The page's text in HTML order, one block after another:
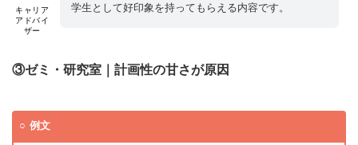
キャリア
アドバイ
ザー
学生として好印象を持ってもらえる内容です。
③ゼミ・研究室｜計画性の甘さが原因
例文